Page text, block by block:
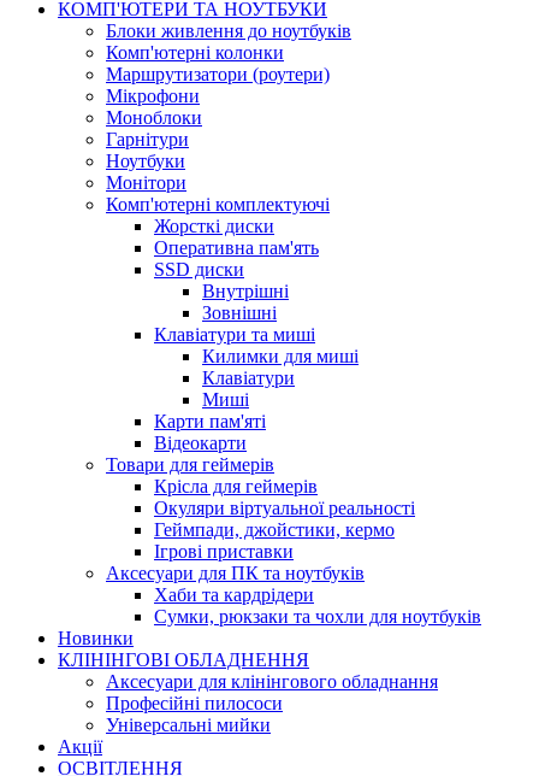
КОМП'ЮТЕРИ ТА НОУТБУКИ
Блоки живлення до ноутбуків
Комп'ютерні колонки
Маршрутизатори (роутери)
Мікрофони
Моноблоки
Гарнітури
Ноутбуки
Монітори
Комп'ютерні комплектуючі
Жорсткі диски
Оперативна пам'ять
SSD диски
Внутрішні
Зовнішні
Клавіатури та миші
Килимки для миші
Клавіатури
Миші
Карти пам'яті
Відеокарти
Товари для геймерів
Крісла для геймерів
Окуляри віртуальної реальності
Геймпади, джойстики, кермо
Ігрові приставки
Аксесуари для ПК та ноутбуків
Хаби та кардрідери
Сумки, рюкзаки та чохли для ноутбуків
Новинки
КЛІНІНГОВІ ОБЛАДНЕННЯ
Аксесуари для клінінгового обладнання
Професійні пилососи
Універсальні мийки
Акції
ОСВІТЛЕННЯ